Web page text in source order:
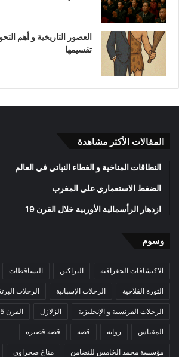
العصور التاريخية و أهم
تقسيمها
المقالات الأكثر مشاهدة
النطاقات المناخية و الغطاء النباتي في العالم
الضغط الاستعماري على المغرب
ازدهار الرأسمالية الأوربية خلال القرن 19
وسوم
الاكتشافات الجغرافية البراكين التساقطات
الثورة الفلاحية الرحلات الإسبانية الرحلات
الرحلات الفرنسية و الإنجليزية الزلازل القرن 15 و 16م
المقياس رواية قصة قصة قصيرة
مؤسسة محمد الخامس للتضامن مناخ صحراوي